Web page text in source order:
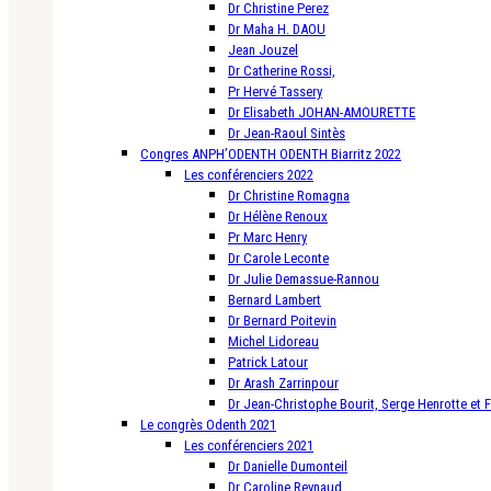
Dr Christine Perez
Dr Maha H. DAOU
Jean Jouzel
Dr Catherine Rossi,
Pr Hervé Tassery
Dr Elisabeth JOHAN-AMOURETTE
Dr Jean-Raoul Sintès
Congres ANPH’ODENTH ODENTH Biarritz 2022
Les conférenciers 2022
Dr Christine Romagna
Dr Hélène Renoux
Pr Marc Henry
Dr Carole Leconte
Dr Julie Demassue-Rannou
Bernard Lambert
Dr Bernard Poitevin
Michel Lidoreau
Patrick Latour
Dr Arash Zarrinpour
Dr Jean-Christophe Bourit, Serge Henrotte et
Le congrès Odenth 2021
Les conférenciers 2021
Dr Danielle Dumonteil
Dr Caroline Reynaud